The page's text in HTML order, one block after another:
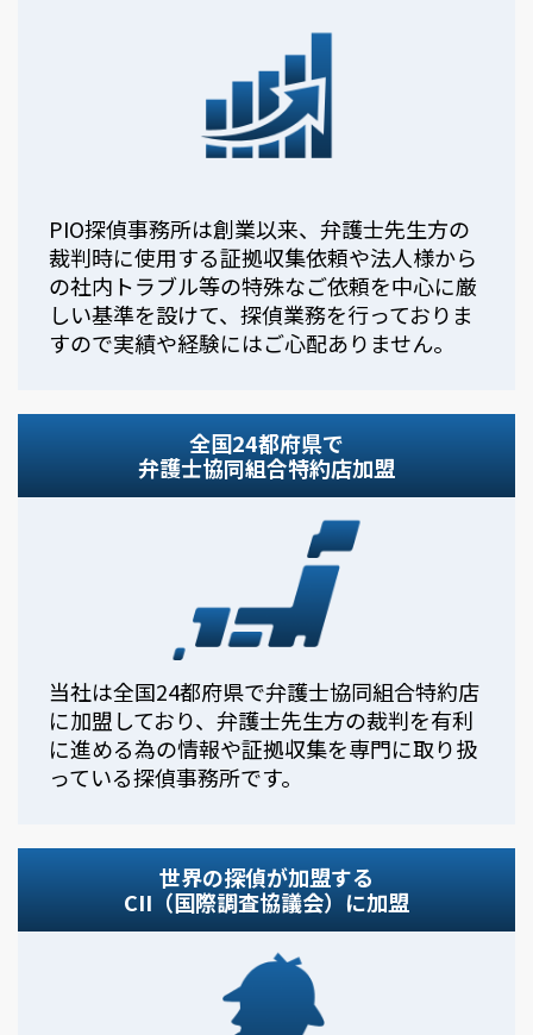
PIO探偵事務所は創業以来、弁護士先生方の
裁判時に使用する証拠収集依頼や法人様から
の社内トラブル等の特殊なご依頼を中心に厳
しい基準を設けて、探偵業務を行っておりま
すので実績や経験にはご心配ありません。
全国24都府県で
弁護士協同組合特約店加盟
当社は全国24都府県で弁護士協同組合特約店
に加盟しており、弁護士先生方の裁判を有利
に進める為の情報や証拠収集を専門に取り扱
っている探偵事務所です。
世界の探偵が加盟する
CII（国際調査協議会）に加盟